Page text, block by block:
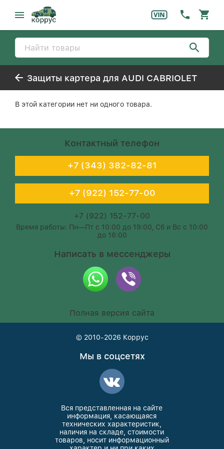
Защиты картера для AUDI CABRIOLET
В этой категории нет ни одного товара.
Контактный телефон
+7 (343) 382-82-81
+7 (922) 152-77-00
+7 (922) 152-77-00
Время работы: Пн—Пт с 10:00 до 19:00, Сб и Вс с 10:00
до 16:00
Написать в мессенджеры
Полная версия сайта
© 2010-2026 Коррус
Мы в соцсетях
Вся представленная на сайте
информация, касающаяся
технических характеристик,
наличия на складе, стоимости
товаров, носит информационный